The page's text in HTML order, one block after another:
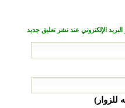
البريد الإلكتروني عند نشر تعليق جديد
للزوار)